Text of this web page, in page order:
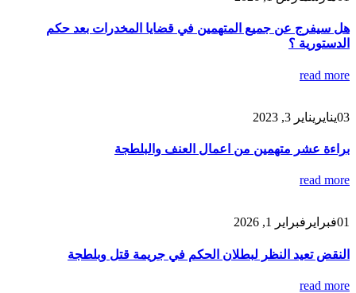
هل سيفرج عن جميع المتهمين في قضايا المخدرات بعد حكم
الدستورية ؟
read more
03يناير يناير 3, 2023
براءة عشر متهمين من اعمال العنف والبلطجة
read more
01فبراير فبراير 1, 2026
النقض تعيد النظر لبطلان الحكم في جريمة قتل وبلطجة
read more